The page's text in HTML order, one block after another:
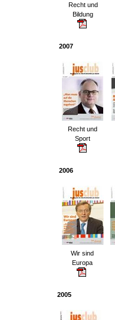
Recht und
Bildung
2007
Recht und
Sport
2006
Wir sind
Europa
2005